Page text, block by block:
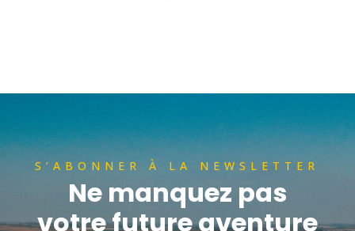
S’ABONNER À LA NEWSLETTER
Ne manquez pas
votre future aventure